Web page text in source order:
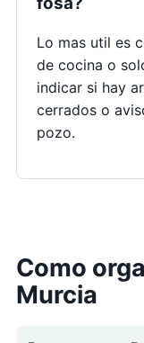
Lo mas util es
de cocina o
indicar si hay
cerrados o
pozo.
Como
Murcia